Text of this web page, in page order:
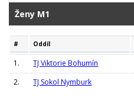
Ženy M1
# Oddíl
1. TJ Viktorie Bohumín
2.
TJ Sokol Nymburk